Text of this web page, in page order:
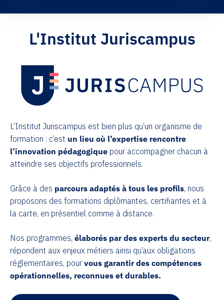
L'Institut Juriscampus
L’Institut Juriscampus est bien plus qu’un organisme de
formation : c’est un lieu où l’expertise rencontre
l’innovation pédagogique pour accompagner chacun à
atteindre ses objectifs professionnels.
Grâce à des parcours adaptés à tous les profils, nous
proposons des formations diplômantes, certifiantes et à
la carte, en présentiel comme à distance.
Nos programmes, élaborés par des experts du secteur,
répondent aux enjeux métiers ainsi qu’aux obligations
réglementaires, pour vous garantir des compétences
opérationnelles, reconnues et durables.